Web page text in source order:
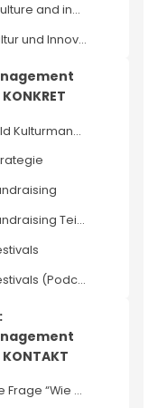
Episode 1: Culture and innovation (EN)
Podcast: Kultur und Innovation
Vorschaubild Kulturmanagement KONKRET von Eva Hüst...
KONKRET: Fundraising Teil 2
KONKRET: Festivals (Podcast)
Rund um die Frage “Wie kommt das Neue in die Kultu...